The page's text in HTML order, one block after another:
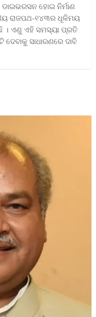
ହୋଇ ନିର୍ମାଣ
ରାଜପଥ-୧୪୩ର ଧୂଳିମୟ
ଏଣୁ ଏହି ସମସ୍ୟା ପ୍ରତି
ଦେବାକୁ ସାଧାରଣରେ ଦାବି